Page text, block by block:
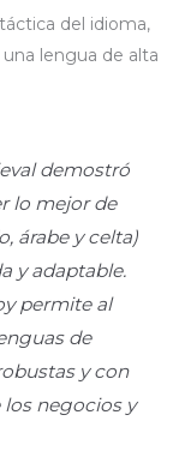
del idioma,
lengua de alta
demostró
lo mejor de
árabe y celta)
y adaptable.
permite al
de
y con
negocios y